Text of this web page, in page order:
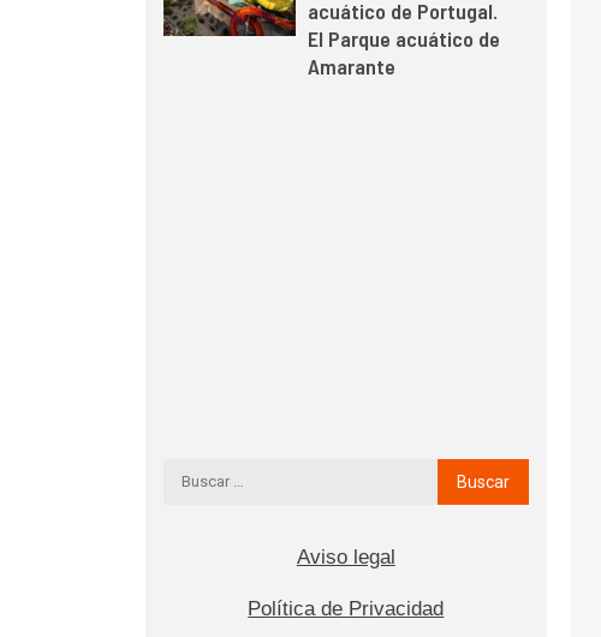
acuático de Portugal.
El Parque acuático de
Amarante
Aviso legal
Política de Privacidad